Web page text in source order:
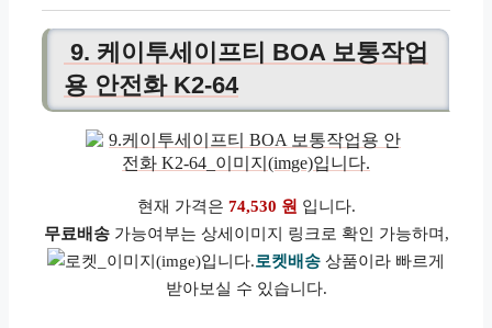
9. 케이투세이프티 BOA 보통작업
용 안전화 K2-64
현재 가격은 74,530 원 입니다.
무료배송가능여부는 상세이미지 링크로 확인 가능하며,
로켓배송 상품이라 빠르게
받아보실 수 있습니다.